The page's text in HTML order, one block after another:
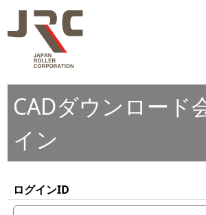
CADダウンロード
イン
ログインID